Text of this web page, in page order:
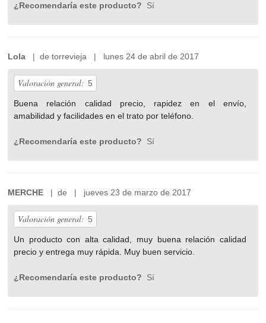
¿Recomendaría este producto? Sí
Lola | de torrevieja | lunes 24 de abril de 2017
Valoración general: 5
Buena relación calidad precio, rapidez en el envío,
amabilidad y facilidades en el trato por teléfono.
¿Recomendaría este producto? Sí
MERCHE | de | jueves 23 de marzo de 2017
Valoración general: 5
Un producto con alta calidad, muy buena relación calidad
precio y entrega muy rápida. Muy buen servicio.
¿Recomendaría este producto? Sí